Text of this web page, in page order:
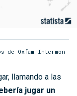
de Oxfam Intermon
llamando a las
jugar un